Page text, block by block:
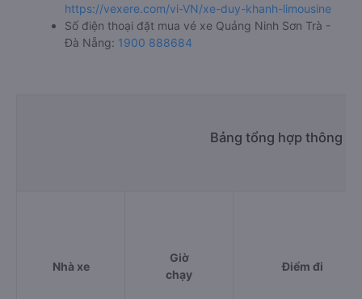
https://vexere.com/vi-VN/xe-duy-khanh-limousine
Số điện thoại đặt mua vé xe Quảng Ninh Sơn Trà -
Đà Nẵng: 1900 888684
Bảng tổng hợp thông
Nhà xe
Giờ
chạy
Điểm đi